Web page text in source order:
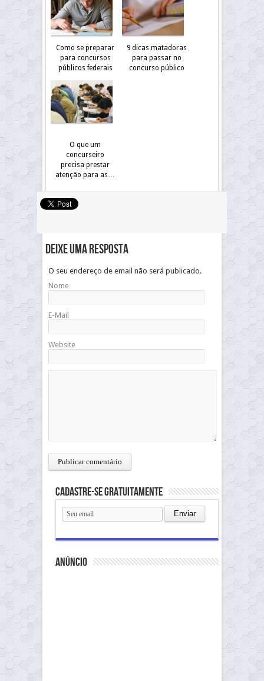
Como se preparar
para concursos
públicos federais
9 dicas matadoras
para passar no
concurso público
O que um
concurseiro
precisa prestar
atenção para as…
Deixe uma resposta
O seu endereço de email não será publicado.
Nome
E-Mail
Website
Cadastre-se gratuitamente
anúncio